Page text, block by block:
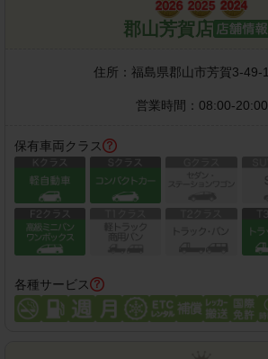
郡山芳賀店
住所： 福島県郡山市芳賀3-49-1
営業時間： 08:00-20:00
保有車両クラス
各種サービス